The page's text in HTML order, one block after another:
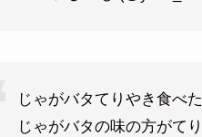
じゃがバタてりやき食べ
じゃがバタの味の方がて